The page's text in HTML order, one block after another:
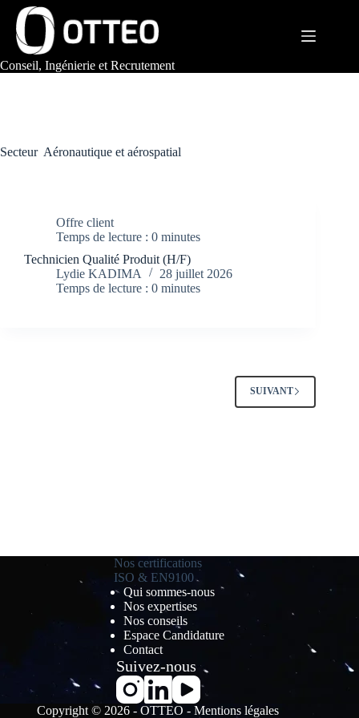
Passer
contenu
Conseil, Ingénierie et Recrutement
Secteur Aéronautique et aérospatial
Offre client
Temps de lecture : 0 minutes
Technicien Qualité Produit (H/F)
Lydie KADIMA
28 juillet 2026
Temps de lecture : 0 minutes
SUIVANT
Nos certifications
ISO & EN9100
Qui sommes-nous
Nos expertises
Nos conseils
Espace Candidature
Contact
Suivez-nous
Copyright © 2026 - OTTEO -Mentions légales